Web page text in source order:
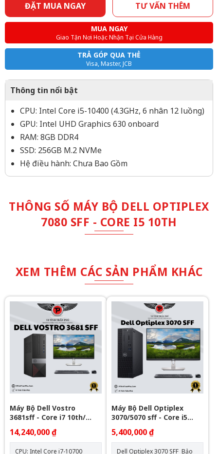
ĐẶT MUA NGAY TƯ VẤN THÊM
MUA NGAY
Giao Tận Nơi Hoặc Nhận Tại Cửa Hàng
TRẢ GÓP QUA THẺ
Visa, Master, JCB
Thông tin nổi bật
CPU: Intel Core i5-10400 (4.3GHz, 6 nhân 12 luồng)
GPU: Intel UHD Graphics 630 onboard
RAM: 8GB DDR4
SSD: 256GB M.2 NVMe
Hệ điều hành: Chưa Bao Gồm
THÔNG SỐ MÁY BỘ DELL OPTIPLEX
7080 SFF - CORE I5 10TH
XEM THÊM CÁC SẢN PHẨM KHÁC
Máy Bộ Dell Vostro
3681sff - Core i7 10th/
32Gb/ Nvme 512GB -
Window 11Pro Bản Quyền
OEM
14,240,000 ₫
CPU: Intel Core i7-10700
Máy Bộ Dell Optiplex
3070/5070 sff - Core i5
5,400,000 ₫
Dell Optiplex 3070 SFF Bảo